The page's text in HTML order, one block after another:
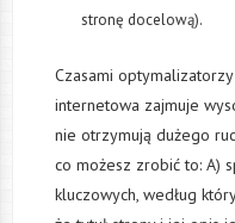
stronę docelową).
Czasami
internetowa zajmuje
nie otrzymują dużego
co możesz zrobić to: A)
kluczowych, według